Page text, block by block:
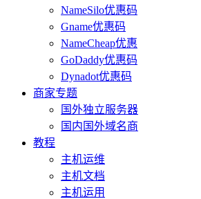
NameSilo优惠码
Gname优惠码
NameCheap优惠
GoDaddy优惠码
Dynadot优惠码
商家专题
国外独立服务器
国内国外域名商
教程
主机运维
主机文档
主机运用